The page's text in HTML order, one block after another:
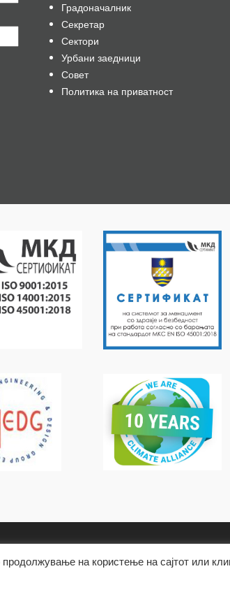
Градоначалник
Секретар
Сектори
Урбани заедници
Совет
Политика на приватност
на користење на сајтот или